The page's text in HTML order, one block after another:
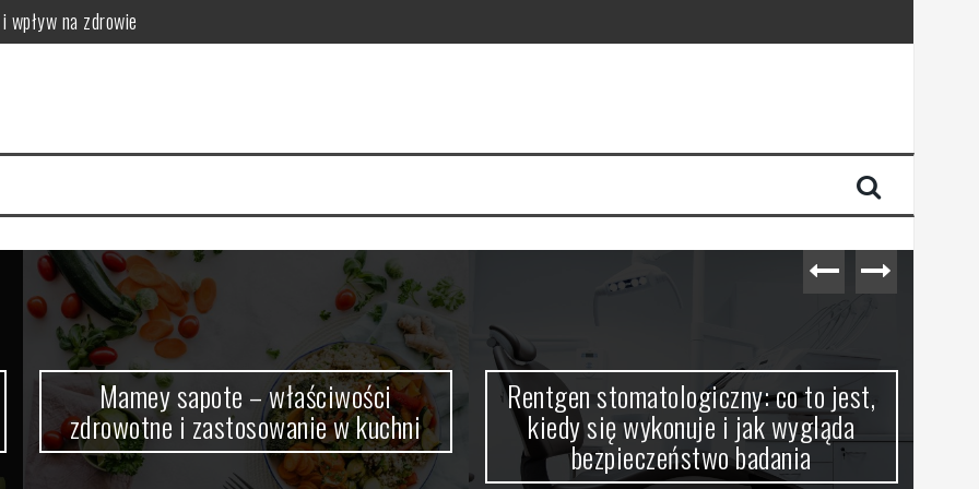
w kuchni
właściwości i źródła
i schudnąć?
w kuchni japońskiej
Mamey sapote – właściwości
zdrowotne i zastosowanie w kuchni
Rentgen stomatologiczny: co to jest,
kiedy się wykonuje i jak wygląda
bezpieczeństwo badania